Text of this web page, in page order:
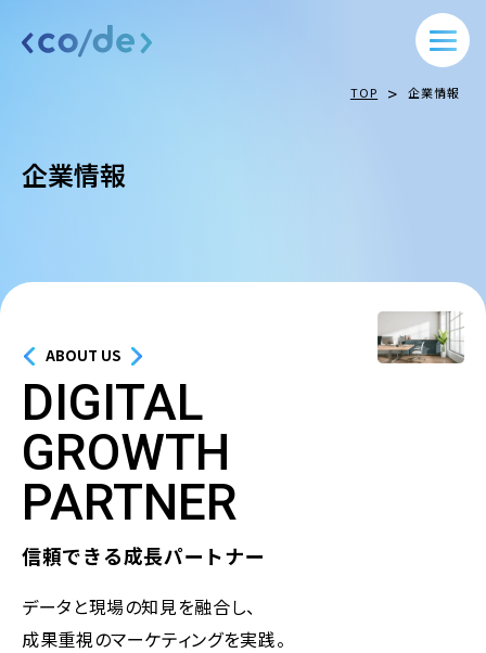
TOP > 企業情報
企業情報
ABOUT US
DIGITAL
GROWTH
PARTNER
信頼できる成長パートナー
データと現場の知見を融合し、
成果重視のマーケティングを実践。